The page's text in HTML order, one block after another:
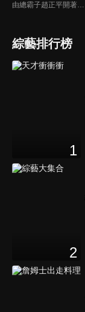
由總霸子趙正平開著計程車在街頭隨機找尋搭車路人，進行機智問答，如果十題答對就可以拿走金元寶！如果沒有答對，就把當前獎金減一個0然後發放！另外節目中總霸子趙正平還會帶我們遍尋美食名景。
綜藝排行榜
1
2